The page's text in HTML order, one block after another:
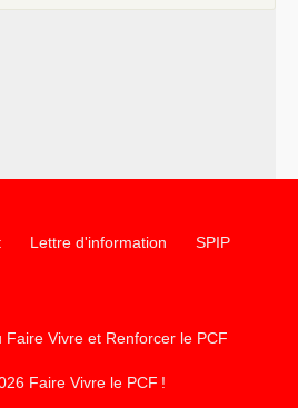
Lettre d'information SPIP
Faire Vivre et Renforcer le PCF
Faire Vivre le PCF !